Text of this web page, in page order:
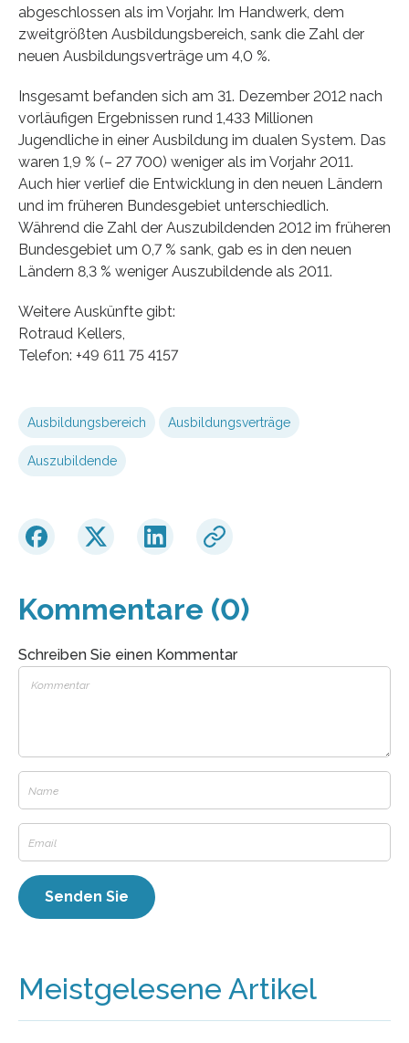
abgeschlossen als im Vorjahr. Im Handwerk, dem
zweitgrößten Ausbildungsbereich, sank die Zahl der
neuen Ausbildungsverträge um 4,0 %.
Insgesamt befanden sich am 31. Dezember 2012 nach
vorläufigen Ergebnissen rund 1,433 Millionen
Jugendliche in einer Ausbildung im dualen System. Das
waren 1,9 % (– 27 700) weniger als im Vorjahr 2011.
Auch hier verlief die Entwicklung in den neuen Ländern
und im früheren Bundesgebiet unterschiedlich.
Während die Zahl der Auszubildenden 2012 im früheren
Bundesgebiet um 0,7 % sank, gab es in den neuen
Ländern 8,3 % weniger Auszubildende als 2011.
Weitere Auskünfte gibt:
Rotraud Kellers,
Telefon: +49 611 75 4157
Ausbildungsbereich Ausbildungsverträge
Auszubildende
Kommentare (0)
Schreiben Sie einen Kommentar
Meistgelesene Artikel